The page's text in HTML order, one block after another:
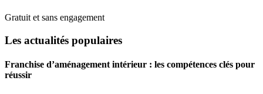
Gratuit et sans engagement
Les actualités populaires
Franchise d’aménagement intérieur : les compétences clés pour
réussir